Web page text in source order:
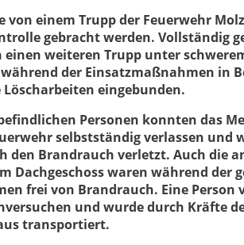
von einem Trupp der Feuerwehr
gebracht werden. Vollständig
weiteren Trupp unter
der Einsatzmaßnahmen in
eingebunden.
Personen konnten das
selbstständig verlassen und
den Brandrauch verletzt. Auch die
Dachgeschoss waren während der
frei von Brandrauch. Eine Person
und wurde durch Kräfte
transportiert.